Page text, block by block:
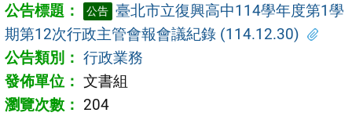
公告 臺北市立復興高中114學年度第1學
期第12次行政主管會報會議紀錄 (114.12.30)
行政業務
文書組
204